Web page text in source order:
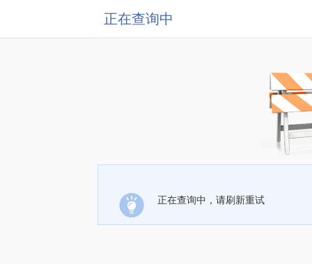
正在查询中
正在查询中，请刷新重试